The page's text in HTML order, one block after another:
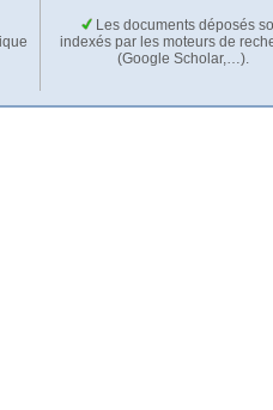
Les documents déposés
indexés par les moteurs de
(Google Scholar,…).